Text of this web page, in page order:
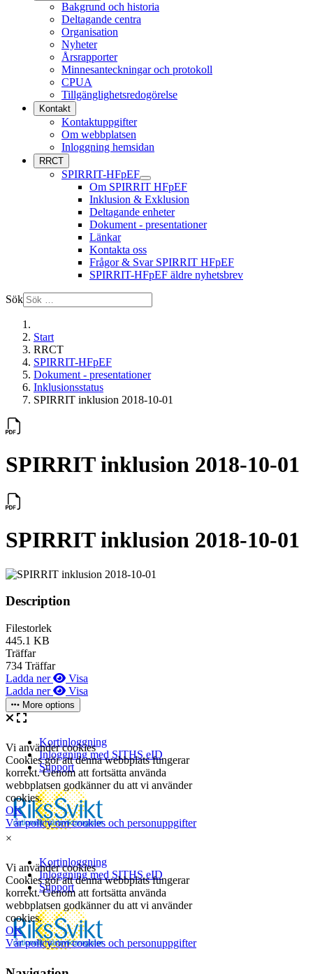
Bakgrund och historia
Deltagande centra
Organisation
Nyheter
Årsrapporter
Minnesanteckningar och protokoll
CPUA
Tillgänglighetsredogörelse
Kontakt
Kontaktuppgifter
Om webbplatsen
Inloggning hemsidan
RRCT
SPIRRIT-HFpEF
Om SPIRRIT HFpEF
Inklusion & Exklusion
Deltagande enheter
Dokument - presentationer
Länkar
Kontakta oss
Frågor & Svar SPIRRIT HFpEF
SPIRRIT-HFpEF äldre nyhetsbrev
Sök
Start
RRCT
SPIRRIT-HFpEF
Dokument - presentationer
Inklusionsstatus
SPIRRIT inklusion 2018-10-01
SPIRRIT inklusion 2018-10-01
SPIRRIT inklusion 2018-10-01
Description
Filestorlek
445.1 KB
Träffar
734 Träffar
Ladda ner
Visa
Ladda ner
Visa
More options
×